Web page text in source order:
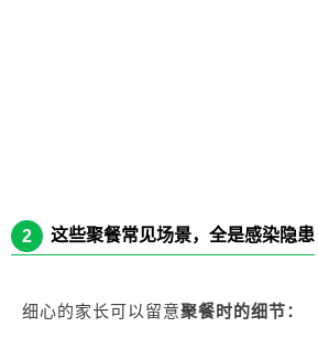
2 这些聚餐常见场景，全是感染隐患
细心的家长可以留意聚餐时的细节：